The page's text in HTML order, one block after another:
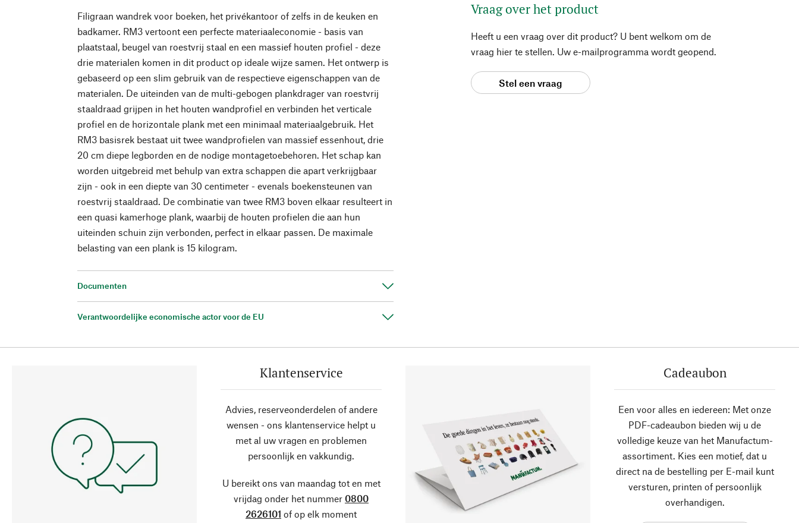
Filigraan wandrek voor boeken, het privékantoor of zelfs in de keuken en
badkamer. RM3 vertoont een perfecte materiaaleconomie - basis van
plaatstaal, beugel van roestvrij staal en een massief houten profiel - deze
drie materialen komen in dit product op ideale wijze samen. Het ontwerp is
gebaseerd op een slim gebruik van de respectieve eigenschappen van de
materialen. De uiteinden van de multi-gebogen plankdrager van roestvrij
staaldraad grijpen in het houten wandprofiel en verbinden het verticale
profiel en de horizontale plank met een minimaal materiaalgebruik. Het
RM3 basisrek bestaat uit twee wandprofielen van massief essenhout, drie
20 cm diepe legborden en de nodige montagetoebehoren. Het schap kan
worden uitgebreid met behulp van extra schappen die apart verkrijgbaar
zijn - ook in een diepte van 30 centimeter - evenals boekensteunen van
roestvrij staaldraad. De combinatie van twee RM3 boven elkaar resulteert in
een quasi kamerhoge plank, waarbij de houten profielen die aan hun
uiteinden schuin zijn verbonden, perfect in elkaar passen. De maximale
belasting van een plank is 15 kilogram.
Documenten
Verantwoordelijke economische actor voor de EU
Vraag over het product
Heeft u een vraag over dit product? U bent welkom om de
vraag hier te stellen. Uw e-mailprogramma wordt geopend.
Stel een vraag
Klantenservice
Advies, reserveonderdelen of andere
wensen - ons klantenservice helpt u
met al uw vragen en problemen
persoonlijk en vakkundig.
U bereikt ons van maandag tot en met
vrijdag onder het nummer 0800
2626101 of op elk moment
Cadeaubon
Een voor alles en iedereen: Met onze
PDF-cadeaubon bieden wij u de
volledige keuze van het Manufactum-
assortiment. Kies een motief, dat u
direct na de bestelling per E-mail kunt
versturen, printen of persoonlijk
overhandigen.